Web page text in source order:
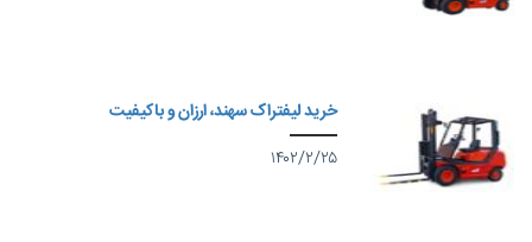
خرید لیفتراک سهند، ارزان و باکیفیت
۱۴۰۲/۲/۲۵